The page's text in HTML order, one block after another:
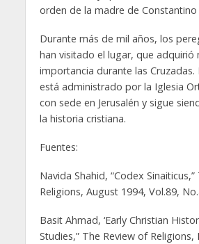
orden de la madre de Constantino
Durante más de mil años, los
han visitado el lugar, que adquirió
importancia durante las Cruzadas.
está administrado por la Iglesia
con sede en Jerusalén y sigue
la historia cristiana.
Fuentes:
Navida Shahid, “Codex
Religions, August 1994, Vol.89,
Basit Ahmad, ‘Early Christian
Studies,” The Review of Religions,